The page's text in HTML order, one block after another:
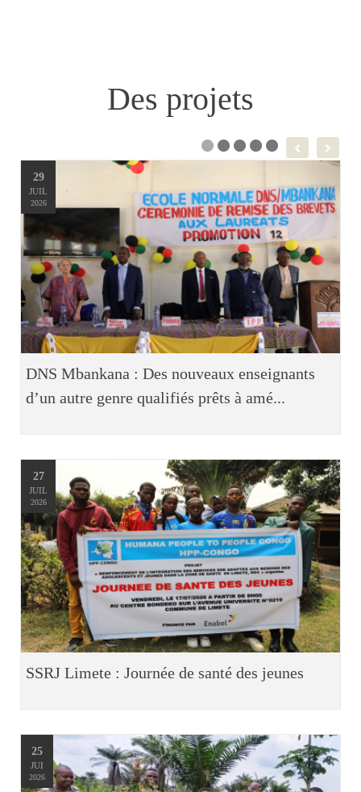
Des projets
29
JUIL
2026
DNS Mbankana : Des nouveaux enseignants
d’un autre genre qualifiés prêts à amé...
27
JUIL
2026
SSRJ Limete : Journée de santé des jeunes
25
JUI
2026